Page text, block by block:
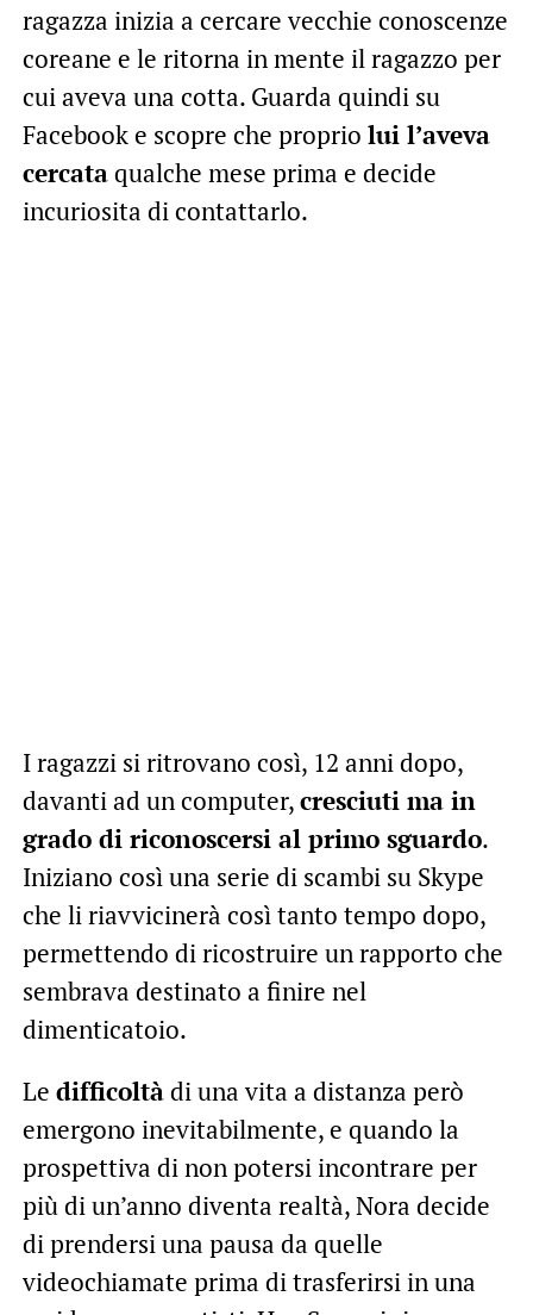
ragazza inizia a cercare vecchie conoscenze
coreane e le ritorna in mente il ragazzo per
cui aveva una cotta. Guarda quindi su
Facebook e scopre che proprio lui l’aveva
cercataqualche mese prima e decide
incuriosita di contattarlo.
I ragazzi si ritrovano così, 12 anni dopo,
davanti ad un computer,cresciuti ma in
grado di riconoscersi al primo sguardo.
Iniziano così una serie di scambi su Skype
che li riavvicinerà così tanto tempo dopo,
permettendo di ricostruire un rapporto che
sembrava destinato a finire nel
dimenticatoio.
Le difficoltàdi una vita a distanza però
emergono inevitabilmente, e quando la
prospettiva di non potersi incontrare per
più di un’anno diventa realtà, Nora decide
di prendersi una pausa da quelle
videochiamate prima di trasferirsi in una